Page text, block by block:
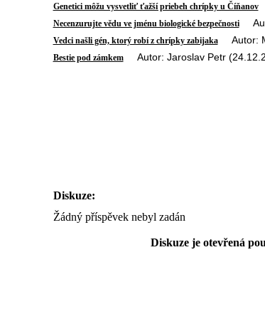
Genetici môžu vysvetliť ťažší priebeh chrípky u Číňanov
Necenzurujte vědu ve jménu biologické bezpečnosti
Vedci našli gén, ktorý robí z chrípky zabijakaAutor:
Bestie pod zámkemAutor: Jaroslav Petr
Diskuze:
Žádný příspěvek nebyl zadán
Diskuze je otevřená